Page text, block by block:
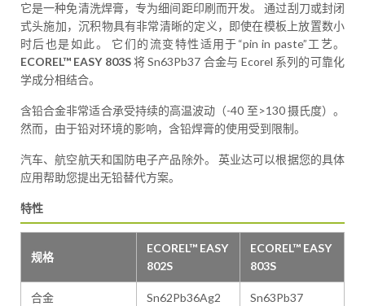
它是一种免清洗焊膏，专为细间距印刷而开发。 通过刮刀或封闭
式头施加，沉积物具有非常清晰的定义，即使在模板上放置数小
时后也是如此。 它们的流变特性适用于“pin in paste”工艺。
ECOREL™ EASY 803S将 Sn63Pb37 合金与 Ecorel 系列的可靠化
学成分相结合。
含铅合金非常适合承受持续的高温波动（-40 至>130 摄氏度）。
然而，由于铅对环境的影响，含铅焊膏的使用受到限制。
汽车、航空航天和国防电子产品除外。 英业达可以根据您的具体
应用帮助您提出无铅替代方案。
特性
规格
ECOREL™ EASY
802S
ECOREL™ EASY
803S
合金 Sn62Pb36Ag2 Sn63Pb37